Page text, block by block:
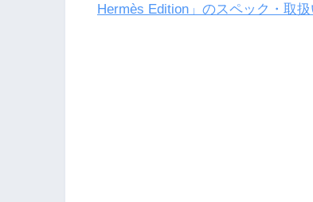
Hermès Edition」のスペック・取